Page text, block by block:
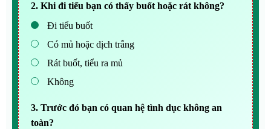
2. Khi đi tiểu bạn có thấy buốt hoặc rát không?
Đi tiểu buốt
Có mủ hoặc dịch trắng
Rát buốt, tiểu ra mủ
Không
3. Trước đó bạn có quan hệ tình dục không an
toàn?